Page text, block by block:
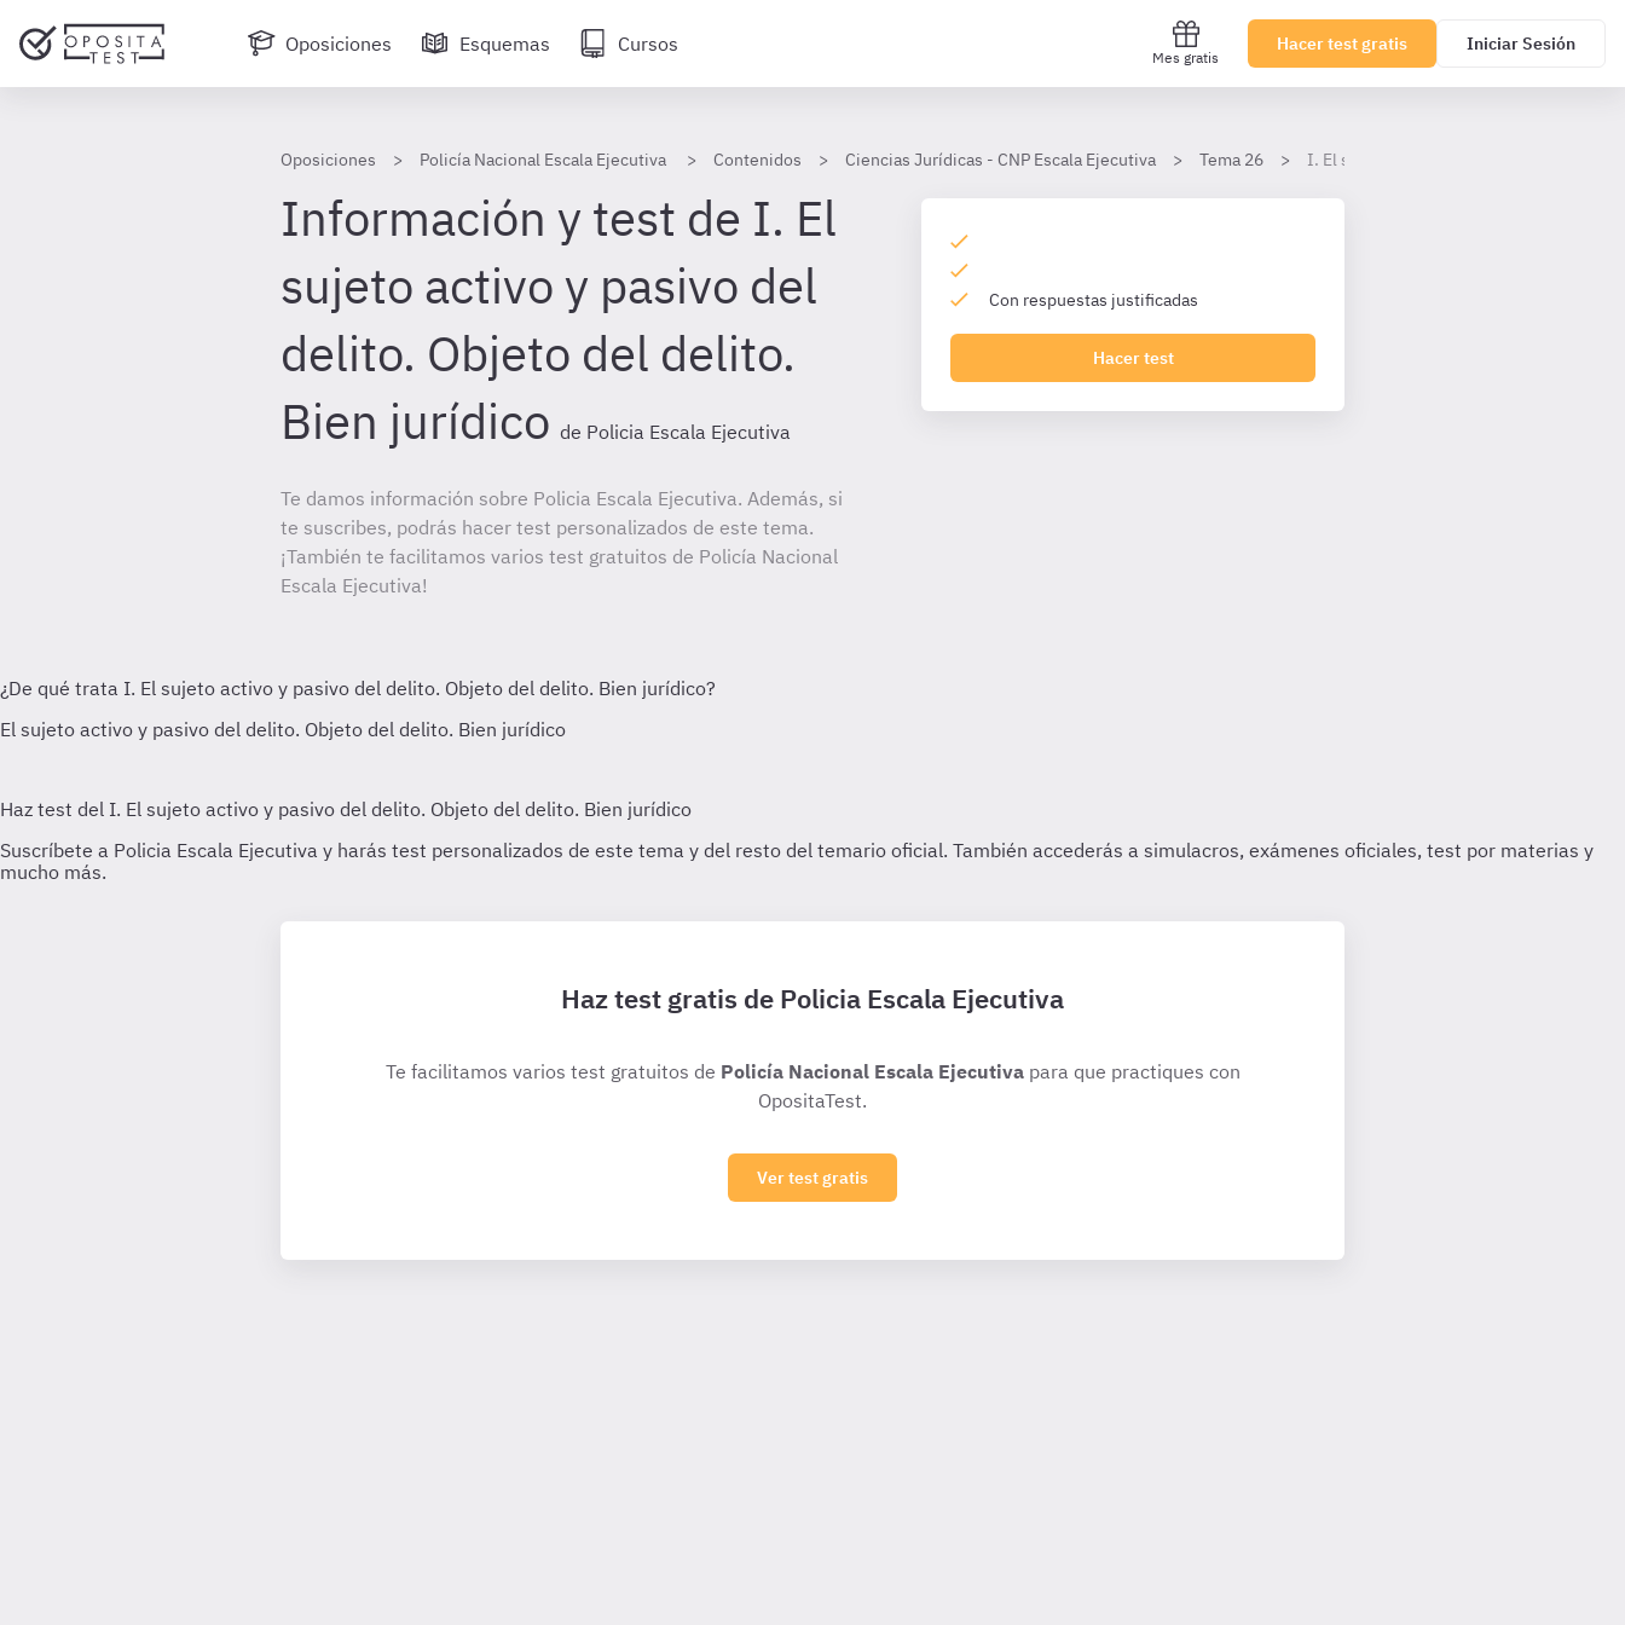
Oposiciones Esquemas Cursos
Mes gratis
Hacer test gratis Iniciar Sesión
Oposiciones Policía Nacional Escala Ejecutiva Contenidos Ciencias Jurídicas - CNP Escala Ejecutiva Tema 26 I. El sujeto activo y pasivo del delito.
Información y test de I. El
sujeto activo y pasivo del
delito. Objeto del delito.
Bien jurídico de Policia Escala Ejecutiva
Te damos información sobre Policia Escala Ejecutiva. Además, si
te suscribes, podrás hacer test personalizados de este tema.
¡También te facilitamos varios test gratuitos de Policía Nacional
Escala Ejecutiva!
Con respuestas justificadas
Hacer test
Haz test gratis de Policia Escala Ejecutiva
Te facilitamos varios test gratuitos de Policía Nacional Escala Ejecutivapara que practiques con
OpositaTest.
Ver test gratis